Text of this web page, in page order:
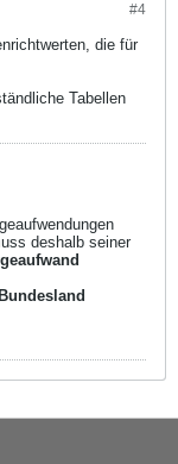
#4
die für
Tabellen
deshalb seiner
Bundesland